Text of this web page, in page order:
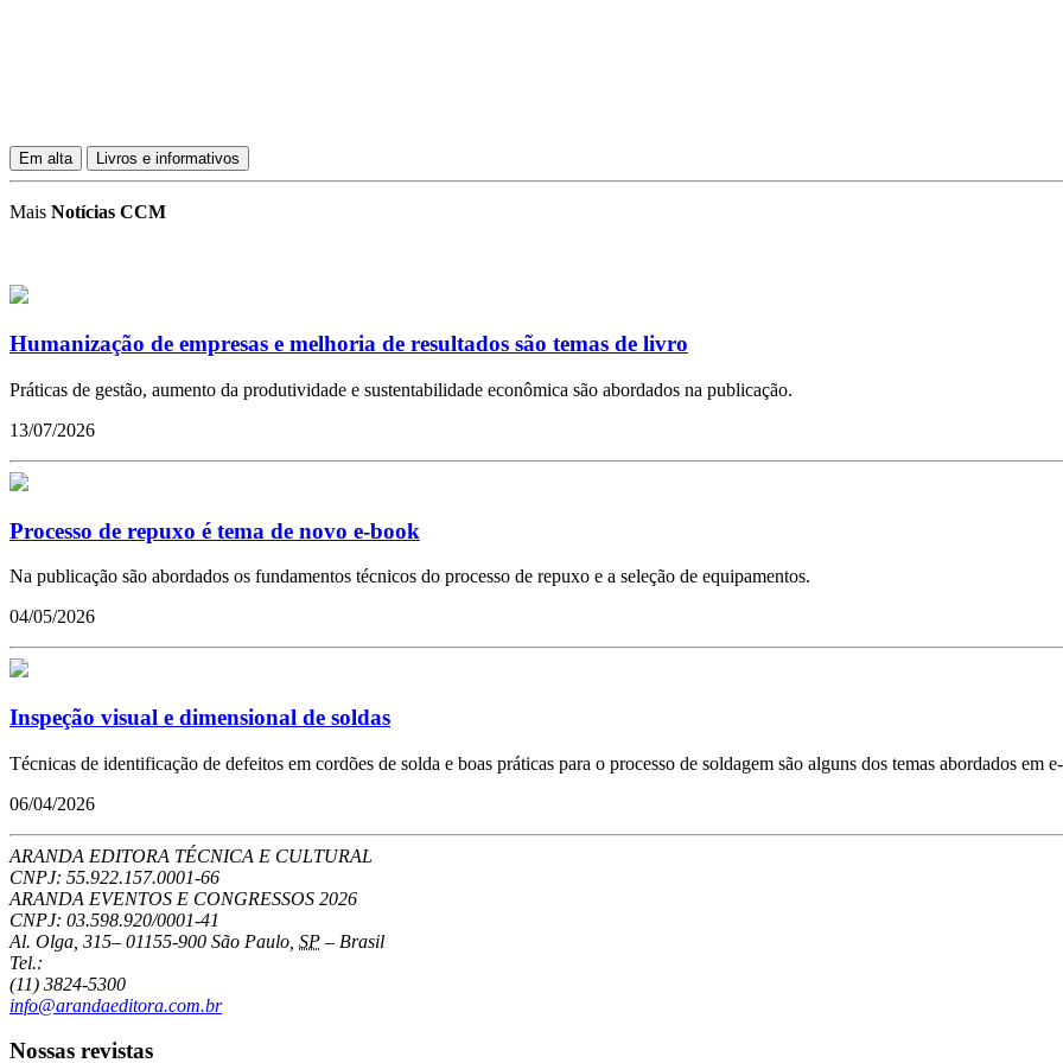
Em alta Livros e informativos
Mais Notícias CCM
Humanização de empresas e melhoria de resultados são temas de livro
Práticas de gestão, aumento da produtividade e sustentabilidade econômica são abordados na publicação.
13/07/2026
Processo de repuxo é tema de novo e-book
Na publicação são abordados os fundamentos técnicos do processo de repuxo e a seleção de equipamentos.
04/05/2026
Inspeção visual e dimensional de soldas
Técnicas de identificação de defeitos em cordões de solda e boas práticas para o processo de soldagem são alguns dos temas abordados em
06/04/2026
ARANDA EDITORA TÉCNICA E CULTURAL
CNPJ: 55.922.157.0001-66
ARANDA EVENTOS E CONGRESSOS 2026
CNPJ: 03.598.920/0001-41
Al. Olga, 315– 01155-900 São Paulo SP – Brasil
Tel.:
(11) 3824-5300
info@arandaeditora.com.br
Nossas revistas